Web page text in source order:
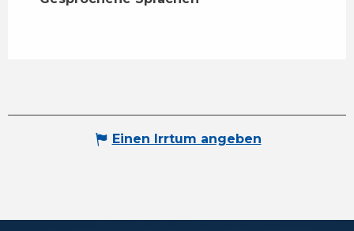
Einen Irrtum angeben